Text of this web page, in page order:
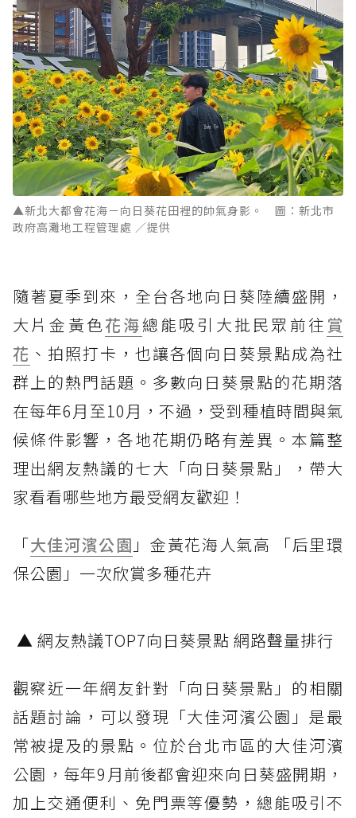
▲新北大都會花海－向日葵花田裡的帥氣身影。 圖：新北市
政府高灘地工程管理處 ／提供
隨著夏季到來，全台各地向日葵陸續盛開，
大片金黃色花海總能吸引大批民眾前往 賞
花 、拍照打卡，也讓各個向日葵景點成為社
群上的熱門話題。多數向日葵景點的花期落
在每年6月至10月，不過，受到種植時間與氣
候條件影響，各地花期仍略有差異。本篇整
理出網友熱議的七大「向日葵景點」，帶大
家看看哪些地方最受網友歡迎！
「大佳河濱公園 」金黃花海人氣高 「后里環
保公園」一次欣賞多種花卉
▲ 網友熱議TOP7向日葵景點 網路聲量排行
觀察近一年網友針對「向日葵景點」的相關
話題討論，可以發現「大佳河濱公園」是最
常被提及的景點。位於台北市區的大佳河濱
公園，每年9月前後都會迎來向日葵盛開期，
加上交通便利、免門票等優勢，總能吸引不